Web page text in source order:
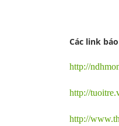
Các link
http://
http://
http://